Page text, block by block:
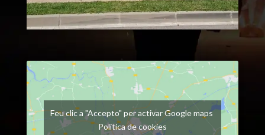
Feu clic a "Accepto" per activar Google maps
Política de cookies